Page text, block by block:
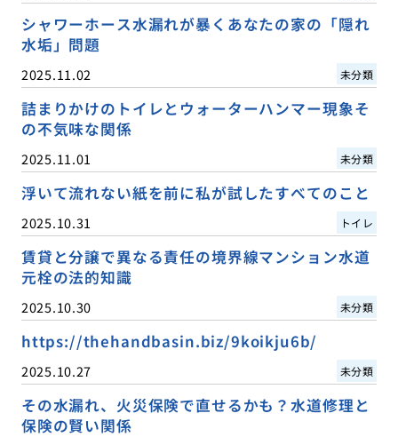
シャワーホース水漏れが暴くあなたの家の「隠れ
水垢」問題
2025.11.02 未分類
詰まりかけのトイレとウォーターハンマー現象そ
の不気味な関係
2025.11.01 未分類
浮いて流れない紙を前に私が試したすべてのこと
2025.10.31 トイレ
賃貸と分譲で異なる責任の境界線マンション水道
元栓の法的知識
2025.10.30 未分類
https://thehandbasin.biz/9koikju6b/
2025.10.27 未分類
その水漏れ、火災保険で直せるかも？水道修理と
保険の賢い関係